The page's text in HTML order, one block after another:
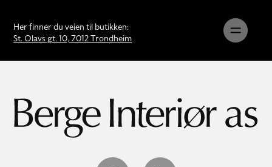
Her finner du veien til butikken:
St. Olavs gt. 10, 7012 Trondheim